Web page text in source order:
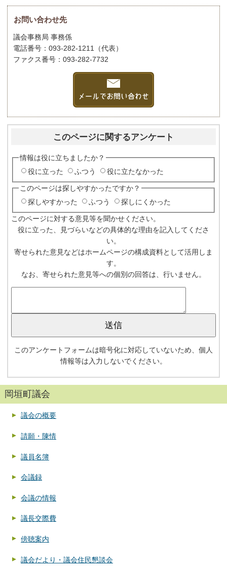
お問い合わせ先
議会事務局 事務係
電話番号：093-282-1211（代表）
ファクス番号：093-282-7732
このページに関するアンケート
情報は役に立ちましたか？
役に立った
ふつう 役に立たなかった
このページは探しやすかったですか？
探しやすかった
ふつう 探しにくかった
このページに対する意見等を聞かせください。
役に立った、見づらいなどの具体的な理由を記入してくださ
い。
寄せられた意見などはホームページの構成資料として活用しま
す。
なお、寄せられた意見等への個別の回答は、行いません。
このアンケートフォームは暗号化に対応していないため、個人
情報等は入力しないでください。
岡垣町議会
議会の概要
請願・陳情
議員名簿
会議録
会議の情報
議長交際費
傍聴案内
議会だより・議会住民懇談会